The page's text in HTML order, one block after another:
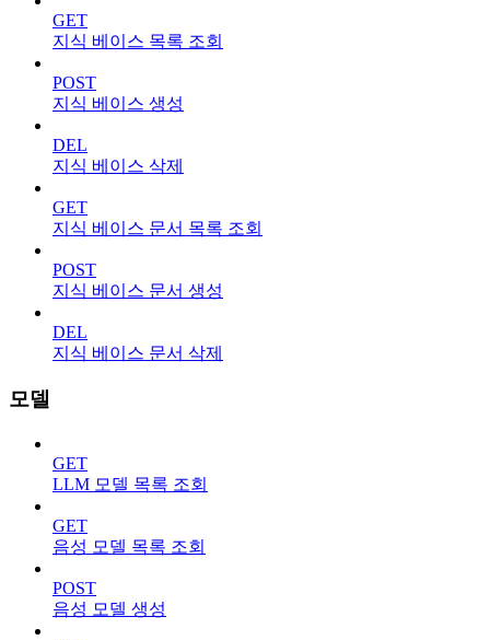
GET
지식 베이스 목록 조회
POST
지식 베이스 생성
DEL
지식 베이스 삭제
GET
지식 베이스 문서 목록 조회
POST
지식 베이스 문서 생성
DEL
지식 베이스 문서 삭제
모델
GET
LLM 모델 목록 조회
GET
음성 모델 목록 조회
POST
음성 모델 생성